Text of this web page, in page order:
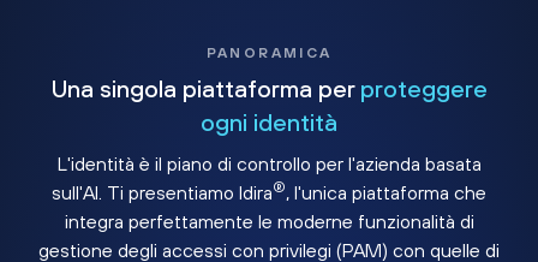
PANORAMICA
Una singola piattaforma per proteggere
ogni identità
L'identità è il piano di controllo per l'azienda basata
sull'AI. Ti presentiamo Idira®, l'unica piattaforma che
integra perfettamente le moderne funzionalità di
gestione degli accessi con privilegi (PAM) con quelle di